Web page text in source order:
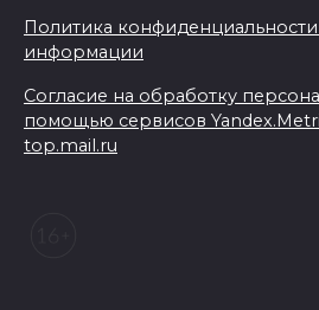
Политика
информации
Согласие на обработку
помощью сервисов
top.mail.ru